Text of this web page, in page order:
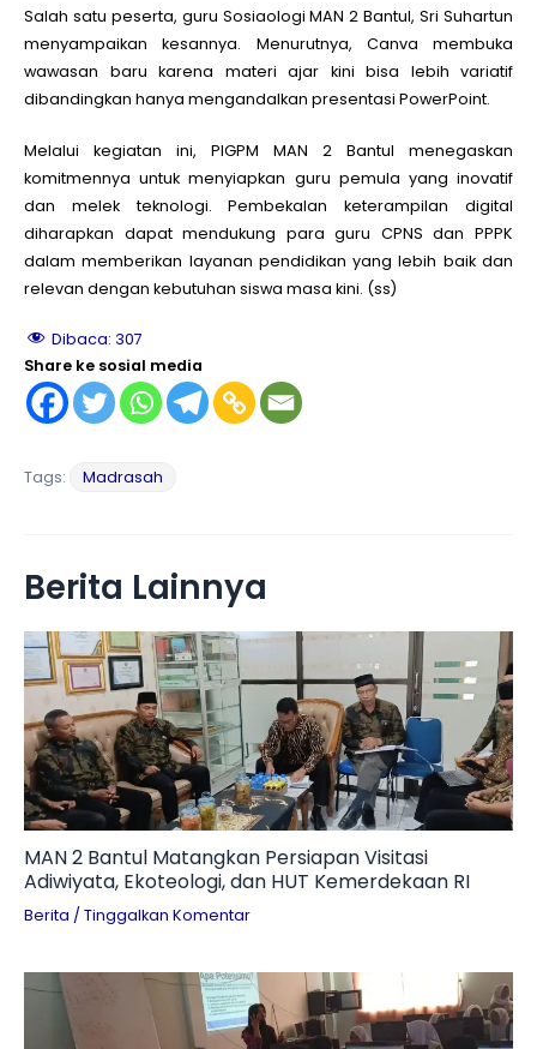
Salah satu peserta, guru Sosiaologi MAN 2 Bantul, Sri Suhartun
menyampaikan kesannya. Menurutnya, Canva membuka
wawasan baru karena materi ajar kini bisa lebih variatif
dibandingkan hanya mengandalkan presentasi PowerPoint.
Melalui kegiatan ini, PIGPM MAN 2 Bantul menegaskan
komitmennya untuk menyiapkan guru pemula yang inovatif
dan melek teknologi. Pembekalan keterampilan digital
diharapkan dapat mendukung para guru CPNS dan PPPK
dalam memberikan layanan pendidikan yang lebih baik dan
relevan dengan kebutuhan siswa masa kini. (ss)
Dibaca: 307
Share ke sosial media
Tags: Madrasah
Berita Lainnya
MAN 2 Bantul Matangkan Persiapan Visitasi
Adiwiyata, Ekoteologi, dan HUT Kemerdekaan RI
Berita / Tinggalkan Komentar